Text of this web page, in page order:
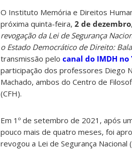
O Instituto Memória e Direitos
próxima quinta-feira, 2 de dezembro
revogação da Lei de Segurança
o Estado Democrático de Direito:
transmissão pelo canal do IMDH no
participação dos professores Diego
Machado, ambos do Centro de
(CFH).
Em 1º de setembro de 2021, após
pouco mais de quatro meses, foi
revogou a Lei de Segurança Nacional